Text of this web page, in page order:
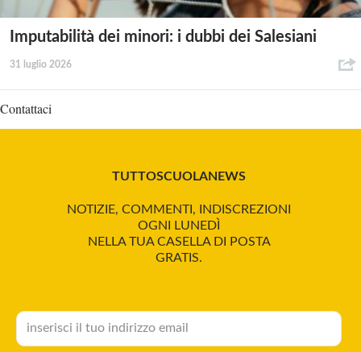
Imputabilità dei minori: i dubbi dei Salesiani
31 luglio 2026
Contattaci
TUTTOSCUOLANEWS
NOTIZIE, COMMENTI, INDISCREZIONI
OGNI LUNEDÌ
NELLA TUA CASELLA DI POSTA
GRATIS.